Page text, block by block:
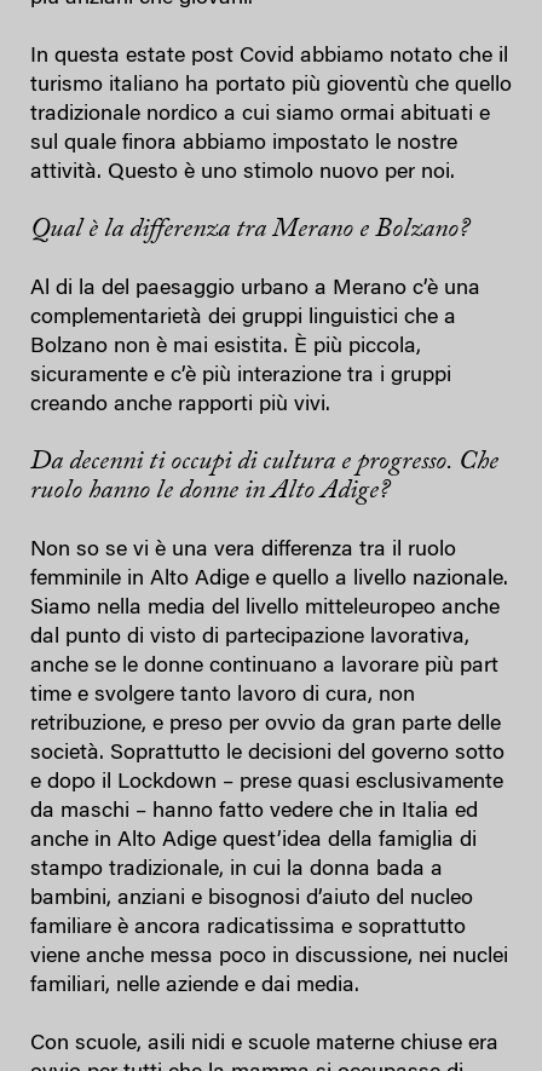
In questa estate post Covid abbiamo notato che il
turismo italiano ha portato più gioventù che quello
tradizionale nordico a cui siamo ormai abituati e
sul quale finora abbiamo impostato le nostre
attività. Questo è uno stimolo nuovo per noi.
Qual è la differenza tra Merano e Bolzano?
Al di la del paesaggio urbano a Merano c’è una
complementarietà dei gruppi linguistici che a
Bolzano non è mai esistita. È più piccola,
sicuramente e c’è più interazione tra i gruppi
creando anche rapporti più vivi.
Da decenni ti occupi di cultura e progresso. Che
ruolo hanno le donne in Alto Adige?
Non so se vi è una vera differenza tra il ruolo
femminile in Alto Adige e quello a livello nazionale.
Siamo nella media del livello mitteleuropeo anche
dal punto di visto di partecipazione lavorativa,
anche se le donne continuano a lavorare più part
time e svolgere tanto lavoro di cura, non
retribuzione, e preso per ovvio da gran parte delle
società. Soprattutto le decisioni del governo sotto
e dopo il Lockdown – prese quasi esclusivamente
da maschi – hanno fatto vedere che in Italia ed
anche in Alto Adige quest’idea della famiglia di
stampo tradizionale, in cui la donna bada a
bambini, anziani e bisognosi d’aiuto del nucleo
familiare è ancora radicatissima e soprattutto
viene anche messa poco in discussione, nei nuclei
familiari, nelle aziende e dai media.
Con scuole, asili nidi e scuole materne chiuse era